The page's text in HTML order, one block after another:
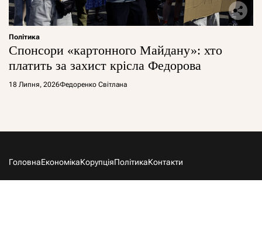
Політика
Спонсори «картонного Майдану»: хто
платить за захист крісла Федорова
18 Липня, 2026Федоренко Світлана
ГоловнаЕкономікаКорупціяПолітикаКонтакти